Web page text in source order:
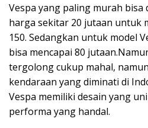
Vespa yang paling murah bisa
harga sekitar 20 jutaan untuk
150. Sedangkan untuk model
bisa mencapai 80
tergolong cukup mahal,
kendaraan yang diminati di
Vespa memiliki desain yang
performa yang handal.